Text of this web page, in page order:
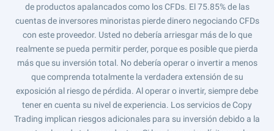
de productos apalancados como los CFDs. El 75.85% de las
cuentas de inversores minoristas pierde dinero negociando CFDs
con este proveedor. Usted no debería arriesgar más de lo que
realmente se pueda permitir perder, porque es posible que pierda
más que su inversión total. No debería operar o invertir a menos
que comprenda totalmente la verdadera extensión de su
exposición al riesgo de pérdida. Al operar o invertir, siempre debe
tener en cuenta su nivel de experiencia. Los servicios de Copy
Trading implican riesgos adicionales para su inversión debido a la